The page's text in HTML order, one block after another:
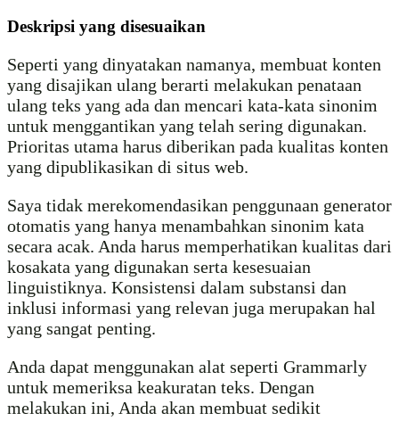
Deskripsi yang disesuaikan
Seperti yang dinyatakan namanya, membuat konten
yang disajikan ulang berarti melakukan penataan
ulang teks yang ada dan mencari kata-kata sinonim
untuk menggantikan yang telah sering digunakan.
Prioritas utama harus diberikan pada kualitas konten
yang dipublikasikan di situs web.
Saya tidak merekomendasikan penggunaan generator
otomatis yang hanya menambahkan sinonim kata
secara acak. Anda harus memperhatikan kualitas dari
kosakata yang digunakan serta kesesuaian
linguistiknya. Konsistensi dalam substansi dan
inklusi informasi yang relevan juga merupakan hal
yang sangat penting.
Anda dapat menggunakan alat seperti Grammarly
untuk memeriksa keakuratan teks. Dengan
melakukan ini, Anda akan membuat sedikit